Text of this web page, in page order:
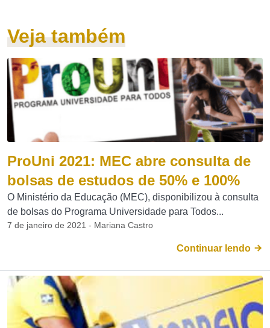
Veja também
ProUni 2021: MEC abre consulta de
bolsas de estudos de 50% e 100%
O Ministério da Educação (MEC), disponibilizou à consulta
de bolsas do Programa Universidade para Todos...
7 de janeiro de 2021 - Mariana Castro
Continuar lendo